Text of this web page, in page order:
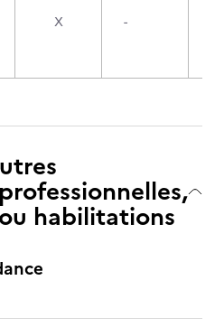
X -
habilitations